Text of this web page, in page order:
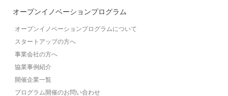
オープンイノベーションプログラム
オープンイノベーションプログラムについて
スタートアップの方へ
事業会社の方へ
協業事例紹介
開催企業一覧
プログラム開催のお問い合わせ